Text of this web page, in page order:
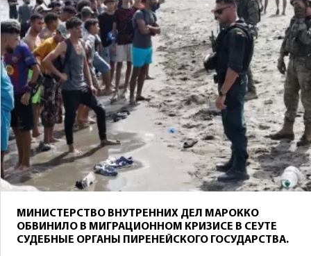
МИНИСТЕРСТВО ВНУТРЕННИХ ДЕЛ МАРОККО
ОБВИНИЛО В МИГРАЦИОННОМ КРИЗИСЕ В СЕУТЕ
СУДЕБНЫЕ ОРГАНЫ ПИРЕНЕЙСКОГО ГОСУДАРСТВА.